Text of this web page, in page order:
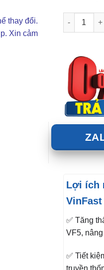
thay đổi.
Xin cảm
Độ Đèn
Lợi ích
VinFast
✅ Tăng
VF5,
✅ Tiết
truyền